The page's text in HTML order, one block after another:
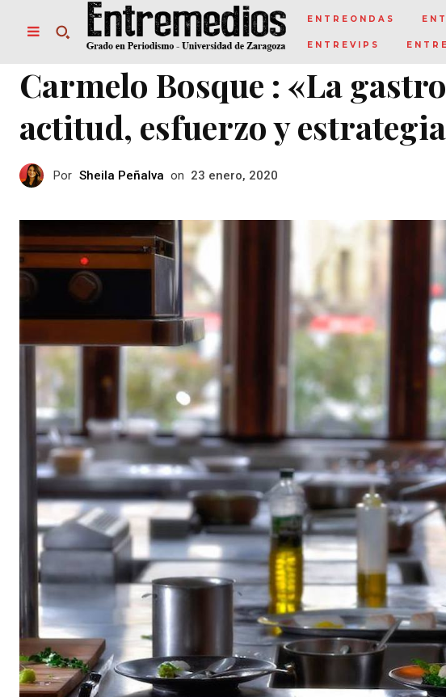
ENTREONDAS
ENTREVIPS
Carmelo Bosque : «La
actitud, esfuerzo y
Por Sheila Peñalva on 23 enero, 2020